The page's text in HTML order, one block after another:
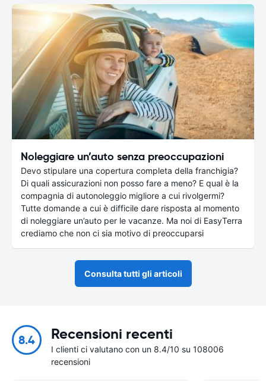
Noleggiare un’auto senza preoccupazioni
Devo stipulare una copertura completa della franchigia?
Di quali assicurazioni non posso fare a meno? E qual è la
compagnia di autonoleggio migliore a cui rivolgermi?
Tutte domande a cui è difficile dare risposta al momento
di noleggiare un’auto per le vacanze. Ma noi di EasyTerra
crediamo che non ci sia motivo di preoccuparsi
Consulta tutti gli articoli
8.4 Recensioni recenti
I clienti ci valutano con un 8.4/10 su 108006
recensioni